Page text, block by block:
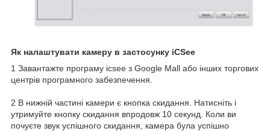
Як налаштувати камеру в застосунку iCSee
1 Завантажте програму icsee з Google Mall або інших торгових
центрів програмного забезпечення.
2 В нижній частині камери є кнопка скидання. Натисніть і
утримуйте кнопку скидання впродовж 10 секунд. Коли ви
почуєте звук успішного скидання, камера була успішно